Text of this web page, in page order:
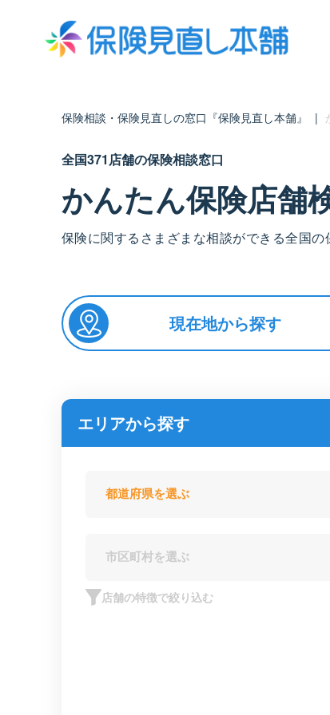
保険相談・保険見直しの窓口『保険見直し本舗』 |
全国371店舗の保険相談窓口
かんたん保険店舗
保険に関するさまざまな相談ができる全国の
現在地から探す
エリアから探す
店舗の特徴で絞り込む